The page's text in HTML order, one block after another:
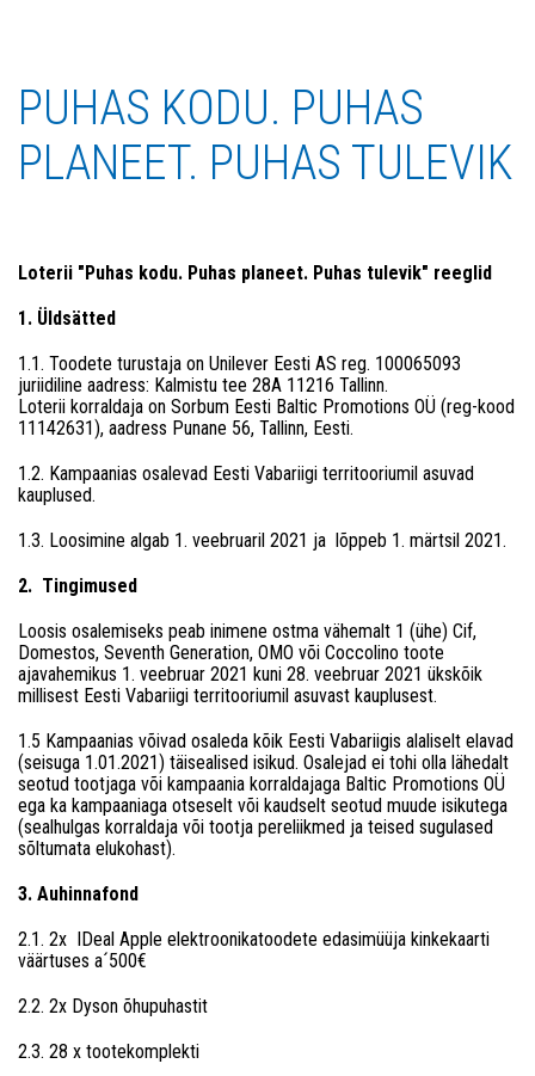
PUHAS KODU. PUHAS
PLANEET. PUHAS TULEVIK
Loterii "Puhas kodu. Puhas planeet. Puhas tulevik" reeglid
1. Üldsätted
1.1. Toodete turustaja on Unilever Eesti AS reg. 100065093
juriidiline aadress: Kalmistu tee 28A 11216 Tallinn.
Loterii korraldaja on Sorbum Eesti Baltic Promotions OÜ (reg-kood
11142631), aadress Punane 56, Tallinn, Eesti.
1.2. Kampaanias osalevad Eesti Vabariigi territooriumil asuvad
kauplused.
1.3. Loosimine algab 1. veebruaril 2021 ja lõppeb 1. märtsil 2021.
2. Tingimused
Loosis osalemiseks peab inimene ostma vähemalt 1 (ühe) Cif,
Domestos, Seventh Generation, OMO või Coccolino toote
ajavahemikus 1. veebruar 2021 kuni 28. veebruar 2021 ükskõik
millisest Eesti Vabariigi territooriumil asuvast kauplusest.
1.5 Kampaanias võivad osaleda kõik Eesti Vabariigis alaliselt elavad
(seisuga 1.01.2021) täisealised isikud. Osalejad ei tohi olla lähedalt
seotud tootjaga või kampaania korraldajaga Baltic Promotions OÜ
ega ka kampaaniaga otseselt või kaudselt seotud muude isikutega
(sealhulgas korraldaja või tootja pereliikmed ja teised sugulased
sõltumata elukohast).
3. Auhinnafond
2.1. 2x IDeal Apple elektroonikatoodete edasimüüja kinkekaarti
väärtuses a´500€
2.2. 2x Dyson õhupuhastit
2.3. 28 x tootekomplekti